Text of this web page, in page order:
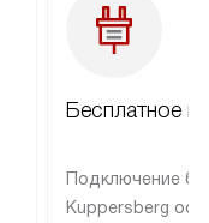
Бесплатное
Подключение
Kuppersberg